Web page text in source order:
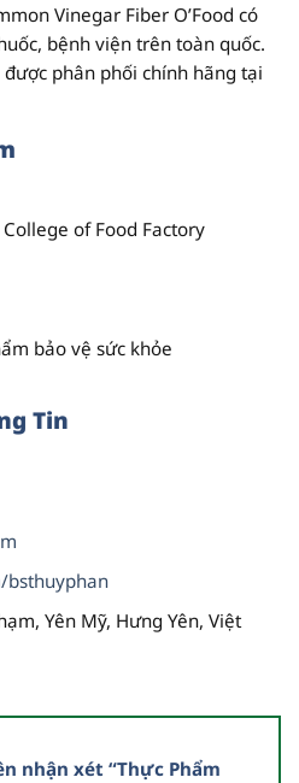
Vinegar Fiber O’Food có
bệnh viện trên toàn quốc.
phân phối chính hãng tại
of Food Factory
bảo vệ sức khỏe
Tin
bsthuyphan
Yên Mỹ, Hưng Yên, Việt
nhận xét “Thực Phẩm